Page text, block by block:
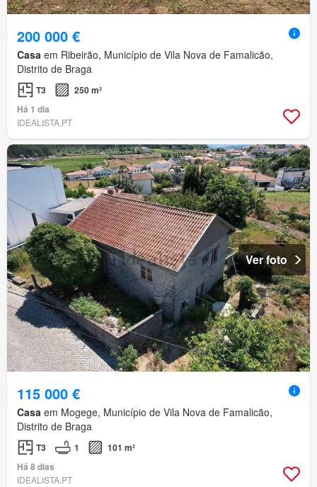
200 000 €
Casa em Ribeirão, Município de Vila Nova de Famalicão,
Distrito de Braga
T3
250 m²
Há 1 dia
IDEALISTA.PT
Ver foto
115 000 €
Casa em Mogege, Município de Vila Nova de Famalicão,
Distrito de Braga
T3 1
101 m²
Há 8 dias
IDEALISTA.PT